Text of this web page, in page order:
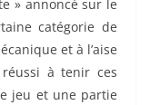
» annoncé sur le
catégorie de
et à l’aise
à tenir ces
jeu et une partie